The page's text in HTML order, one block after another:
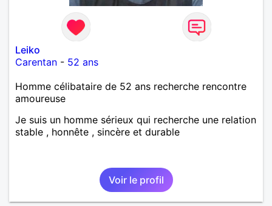
Leiko
Carentan - 52 ans
Homme célibataire de 52 ans recherche rencontre
amoureuse
Je suis un homme sérieux qui recherche une relation
stable , honnête , sincère et durable
Voir le profil